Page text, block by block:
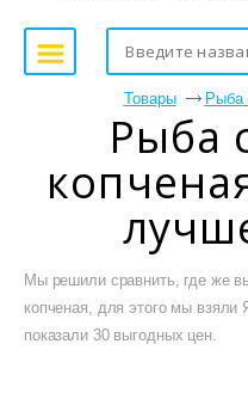
Товары Рыба
Рыба
Мы решили сравнить, где же
копченая, для этого мы взяли
показали 30 выгодных цен.